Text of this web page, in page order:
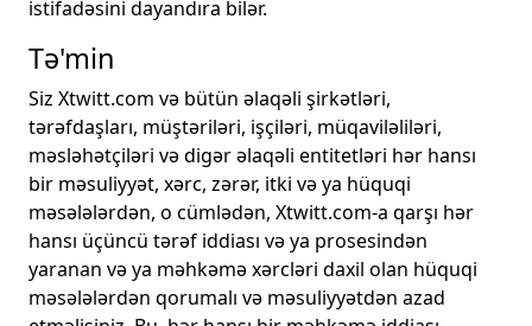
istifadəsini dayandıra bilər.
Tə'min
Siz Xtwitt.com və bütün əlaqəli şirkətləri,
tərəfdaşları, müştəriləri, işçiləri, müqaviləliləri,
məsləhətçiləri və digər əlaqəli entitetləri hər hansı
bir məsuliyyət, xərc, zərər, itki və ya hüquqi
məsələlərdən, o cümlədən, Xtwitt.com-a qarşı hər
hansı üçüncü tərəf iddiası və ya prosesindən
yaranan və ya məhkəmə xərcləri daxil olan hüquqi
məsələlərdən qorumalı və məsuliyyətdən azad